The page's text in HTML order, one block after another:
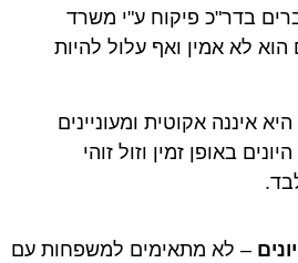
בדר"כ פיקוח ע"י משרד
לא אמין ואף עלול להיות
איננה אקוטית ומעוניינים
באופן זמין וזול זוהי
– לא מתאימים למשפחות עם